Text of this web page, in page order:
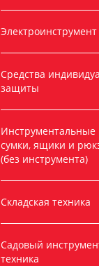
Электроинструмент
Средства
защиты
Инструментальные
сумки, ящики и
(без инструмента)
Складская техника
Садовый
техника